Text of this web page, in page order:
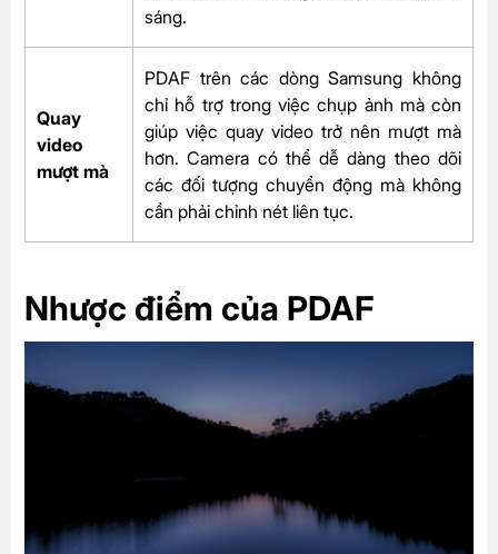
sáng.
Quay
video
mượt mà
PDAF trên các dòng Samsung không
chỉ hỗ trợ trong việc chụp ảnh mà còn
giúp việc quay video trở nên mượt mà
hơn. Camera có thể dễ dàng theo dõi
các đối tượng chuyển động mà không
cần phải chỉnh nét liên tục.
Nhược điểm của PDAF